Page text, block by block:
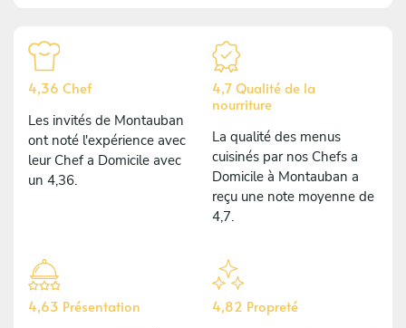
4,36 Chef
Les invités de Montauban
ont noté l'expérience avec
leur Chef a Domicile avec
un 4,36.
4,7 Qualité de la
nourriture
La qualité des menus
cuisinés par nos Chefs a
Domicile à Montauban a
reçu une note moyenne de
4,7.
4,63 Présentation 4,82 Propreté